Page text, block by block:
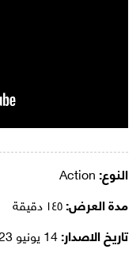
النوع:
مدة العرض:
تاريخ الاصدار: